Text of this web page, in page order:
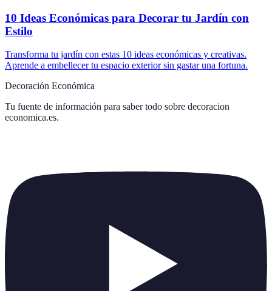
10 Ideas Económicas para Decorar tu Jardín con
Estilo
Transforma tu jardín con estas 10 ideas económicas y creativas.
Aprende a embellecer tu espacio exterior sin gastar una fortuna.
Decoración Económica
Tu fuente de información para saber todo sobre decoracion
economica.es.